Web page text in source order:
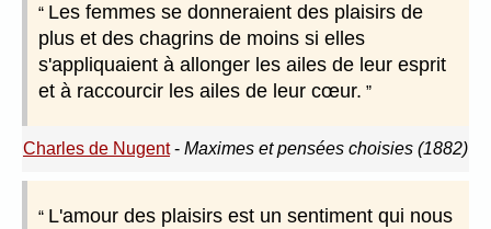
Les femmes se donneraient des plaisirs de
plus et des chagrins de moins si elles
s'appliquaient à allonger les ailes de leur esprit
et à raccourcir les ailes de leur cœur.
Charles de Nugent- Maximes et pensées choisies (1882)
L'amour des plaisirs est un sentiment qui nous